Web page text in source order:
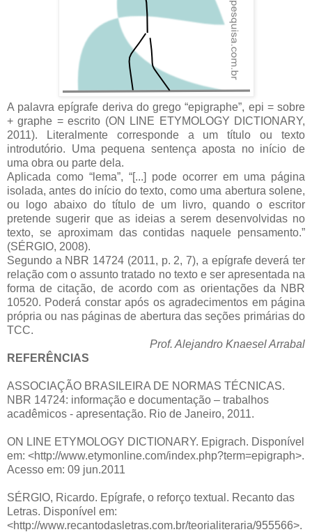
A palavra epígrafe deriva do grego “epigraphe”, epi = sobre
+ graphe = escrito (ON LINE ETYMOLOGY DICTIONARY,
2011). Literalmente corresponde a um título ou texto
introdutório. Uma pequena sentença aposta no início de
uma obra ou parte dela.
Aplicada como “lema”, “[...] pode ocorrer em uma página
isolada, antes do início do texto, como uma abertura solene,
ou logo abaixo do título de um livro, quando o escritor
pretende sugerir que as ideias a serem desenvolvidas no
texto, se aproximam das contidas naquele pensamento.”
(SÉRGIO, 2008).
Segundo a NBR 14724 (2011, p. 2, 7), a epígrafe deverá ter
relação com o assunto tratado no texto e ser apresentada na
forma de citação, de acordo com as orientações da NBR
10520. Poderá constar após os agradecimentos em página
própria ou nas páginas de abertura das seções primárias do
TCC.
Prof. Alejandro Knaesel Arrabal
REFERÊNCIAS
ASSOCIAÇÃO BRASILEIRA DE NORMAS TÉCNICAS.
NBR 14724: informação e documentação – trabalhos
acadêmicos - apresentação. Rio de Janeiro, 2011.
ON LINE ETYMOLOGY DICTIONARY. Epigrach. Disponível
em: <http://www.etymonline.com/index.php?term=epigraph>.
Acesso em: 09 jun.2011
SÉRGIO, Ricardo. Epígrafe, o reforço textual. Recanto das
Letras. Disponível em:
<http://www.recantodasletras.com.br/teorialiteraria/955566>.